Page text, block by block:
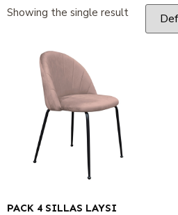
Showing the single result
PACK 4 SILLAS LAYSI